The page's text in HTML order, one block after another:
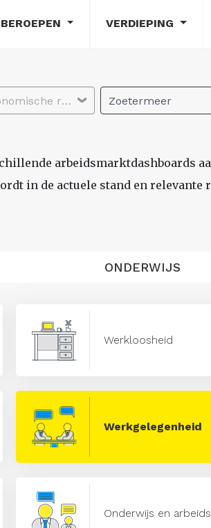
BEROEPEN VERDIEPING
Selecteer economische regio Zoetermeer
arbeidsmarktdashboards
in de actuele stand en relevante
ONDERWIJS
Werkloosheid
Werkgelegenheid
Onderwijs en